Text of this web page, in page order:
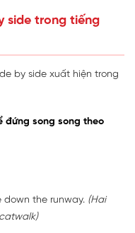
side trong tiếng
by side xuất hiện trong
đứng song song theo
down the runway. (Hai